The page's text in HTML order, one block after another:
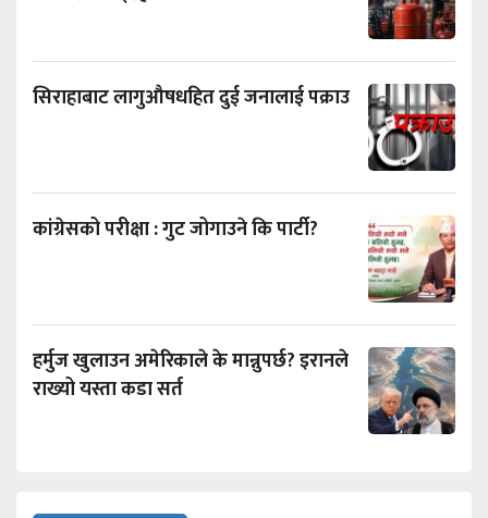
सिराहाबाट लागुऔषधहित दुई जनालाई पक्राउ
कांग्रेसको परीक्षा : गुट जोगाउने कि पार्टी?
हर्मुज खुलाउन अमेरिकाले के मान्नुपर्छ? इरानले
राख्यो यस्ता कडा सर्त